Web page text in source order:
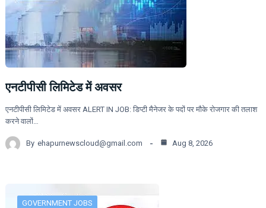
एनटीपीसी लिमिटेड में अवसर
एनटीपीसी लिमिटेड में अवसर ALERT IN JOB: डिप्टी मैनेजर के पदों पर मौके रोजगार की तलाश
करने वालों…
By ehapurnewscloud@gmail.com Aug 8, 2026
GOVERNMENT JOBS